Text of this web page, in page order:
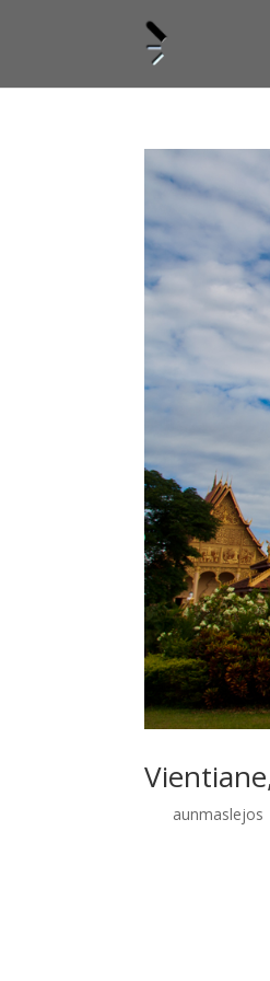
aunmaslejos